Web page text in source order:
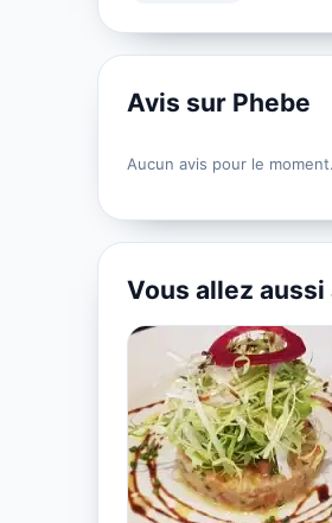
Avis sur Phebe
Aucun avis pour le
Vous allez aussi